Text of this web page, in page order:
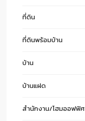
ที่ดิน
ที่ดินพร้อมบ้าน
บ้าน
บ้านแฝด
สำนักงาน/โฮมออฟฟิศ